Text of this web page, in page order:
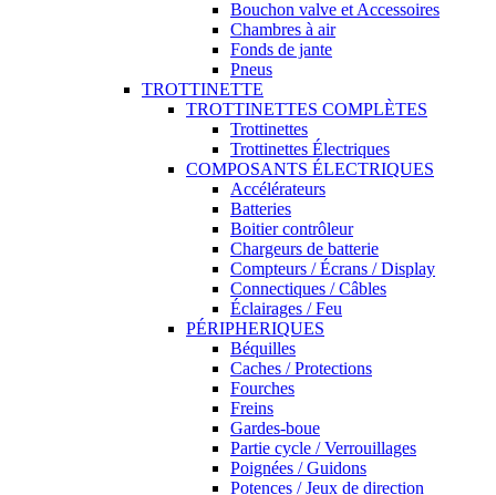
Bouchon valve et Accessoires
Chambres à air
Fonds de jante
Pneus
TROTTINETTE
TROTTINETTES COMPLÈTES
Trottinettes
Trottinettes Électriques
COMPOSANTS ÉLECTRIQUES
Accélérateurs
Batteries
Boitier contrôleur
Chargeurs de batterie
Compteurs / Écrans / Display
Connectiques / Câbles
Éclairages / Feu
PÉRIPHERIQUES
Béquilles
Caches / Protections
Fourches
Freins
Gardes-boue
Partie cycle / Verrouillages
Poignées / Guidons
Potences / Jeux de direction